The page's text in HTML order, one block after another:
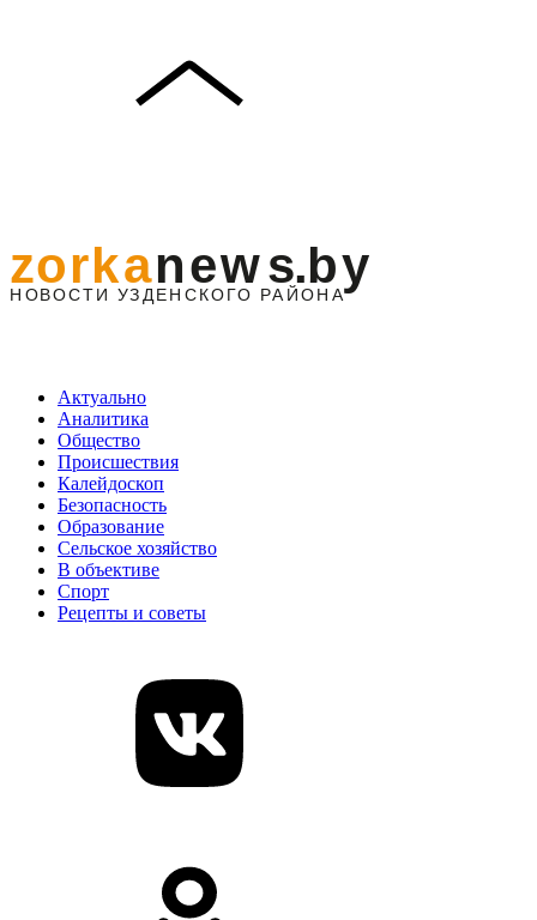
Актуально
Аналитика
Общество
Происшествия
Калейдоскоп
Безопасность
Образование
Сельское хозяйство
В объективе
Спорт
Рецепты и советы